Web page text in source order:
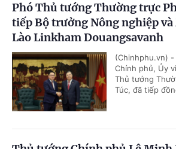
Phó Thủ tướng Thường trực
tiếp Bộ trưởng Nông nghiệp
Lào Linkham Douangsavanh
(Chinhphu.vn) -
Chính phủ, Ủy
Thủ tướng
Túc, đã tiếp